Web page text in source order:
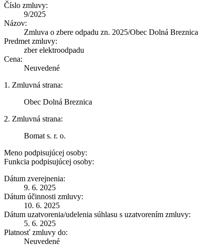
Číslo zmluvy:
9/2025
Názov:
Zmluva o zbere odpadu zn. 2025/Obec Dolná Breznica
Predmet zmluvy:
zber elektroodpadu
Cena:
Neuvedené
1. Zmluvná strana:
Obec Dolná Breznica
2. Zmluvná strana:
Bomat s. r. o.
Meno podpisujúcej osoby:
Funkcia podpisujúcej osoby:
Dátum zverejnenia:
9. 6. 2025
Dátum účinnosti zmluvy:
10. 6. 2025
Dátum uzatvorenia/udelenia súhlasu s uzatvorením zmluvy:
5. 6. 2025
Platnosť zmluvy do:
Neuvedené